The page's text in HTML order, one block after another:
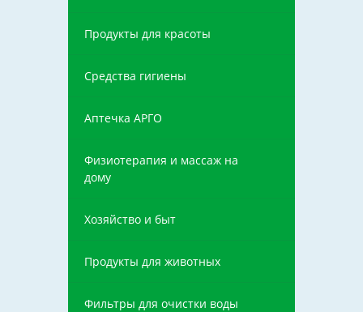
Продукты для красоты
Средства гигиены
Аптечка АРГО
Физиотерапия и массаж на
дому
Хозяйство и быт
Продукты для животных
Фильтры для очистки воды